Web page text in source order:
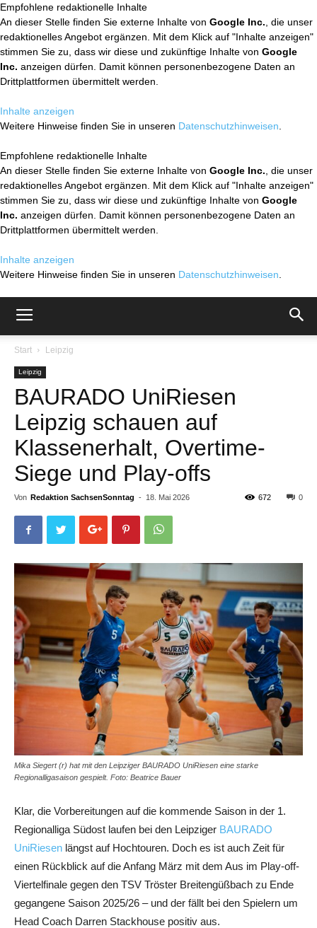
Empfohlene redaktionelle Inhalte
An dieser Stelle finden Sie externe Inhalte von Google Inc. , die unser
redaktionelles Angebot ergänzen. Mit dem Klick auf "Inhalte anzeigen"
stimmen Sie zu, dass wir diese und zukünftige Inhalte von Google
Inc. anzeigen dürfen. Damit können personenbezogene Daten an
Drittplattformen übermittelt werden.
Inhalte anzeigen
Weitere Hinweise finden Sie in unseren Datenschutzhinweisen
Empfohlene redaktionelle Inhalte
An dieser Stelle finden Sie externe Inhalte von Google Inc. , die unser
redaktionelles Angebot ergänzen. Mit dem Klick auf "Inhalte anzeigen"
stimmen Sie zu, dass wir diese und zukünftige Inhalte von Google
Inc. anzeigen dürfen. Damit können personenbezogene Daten an
Drittplattformen übermittelt werden.
Inhalte anzeigen
Weitere Hinweise finden Sie in unseren Datenschutzhinweisen
Start Leipzig
Leipzig
BAURADO UniRiesen
Leipzig schauen auf
Klassenerhalt, Overtime-
Siege und Play-offs
Von Redaktion SachsenSonntag - 18. Mai 2026 0
672
Mika Siegert (r) hat mit den Leipziger BAURADO UniRiesen eine starke
Regionalligasaison gespielt. Foto: Beatrice Bauer
Klar, die Vorbereitungen auf die kommende Saison in der 1.
Regionalliga Südost laufen bei den Leipziger BAURADO
UniRiesen längst auf Hochtouren. Doch es ist auch Zeit für
einen Rückblick auf die Anfang März mit dem Aus im Play-off-
Viertelfinale gegen den TSV Tröster Breitengüßbach zu Ende
gegangene Saison 2025/26 – und der fällt bei den Spielern um
Head Coach Darren Stackhouse positiv aus.